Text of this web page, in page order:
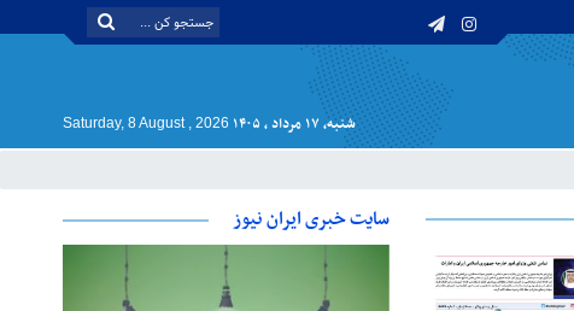
شنبه, ۱۷ مرداد , ۱۴۰۵ Saturday, 8 August , 2026
سایت خبری ایران نیوز